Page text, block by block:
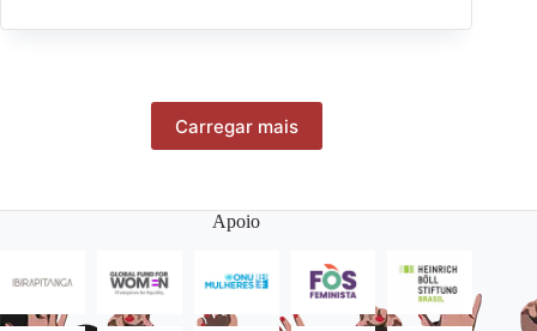
Carregar mais
Apoio